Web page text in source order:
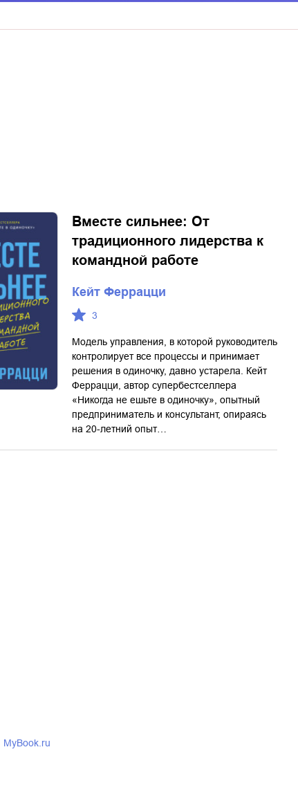
Вместе сильнее: От
традиционного лидерства к
командной работе
Кейт Феррацци
3
Модель управления, в которой руководитель
контролирует все процессы и принимает
решения в одиночку, давно устарела. Кейт
Феррацци, автор супербестселлера
«Никогда не ешьте в одиночку», опытный
предприниматель и консультант, опираясь
на 20-летний опыт…
MyBook.ru